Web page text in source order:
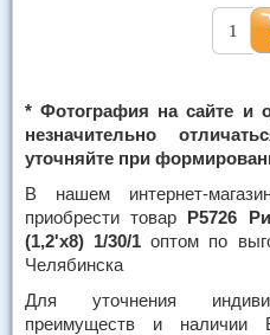
* Фотография на сайте и
незначительно
уточняйте при
В нашем интернет-
приобрести товар Р5726
(1,2'х8) 1/30/1 оптом по
Челябинска
Для уточнения
преимуществ и наличии